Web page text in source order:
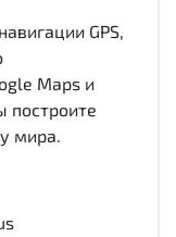
GPS,
Maps и
построите
мира.